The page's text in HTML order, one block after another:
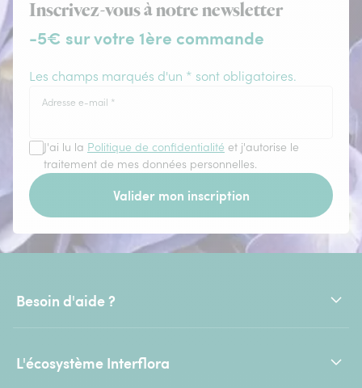
Inscrivez-vous à notre newsletter
-5€ sur votre 1ère commande
Les champs marqués d'un * sont obligatoires.
Adresse e-mail *
J'ai lu la Politique de confidentialité et j'autorise le
traitement de mes données personnelles.
Valider mon inscription
Besoin d'aide ?
L'écosystème Interflora